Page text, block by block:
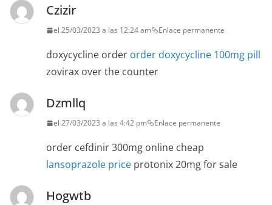
Czizir
el 25/03/2023 a las 12:24 am Enlace permanente
doxycycline order order doxycycline 100mg pill
zovirax over the counter
Dzmllq
el 27/03/2023 a las 4:42 pm Enlace permanente
order cefdinir 300mg online cheap
lansoprazole price protonix 20mg for sale
Hogwtb